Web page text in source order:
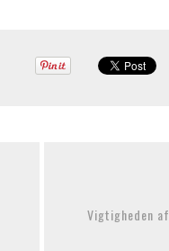
Vigtigheden